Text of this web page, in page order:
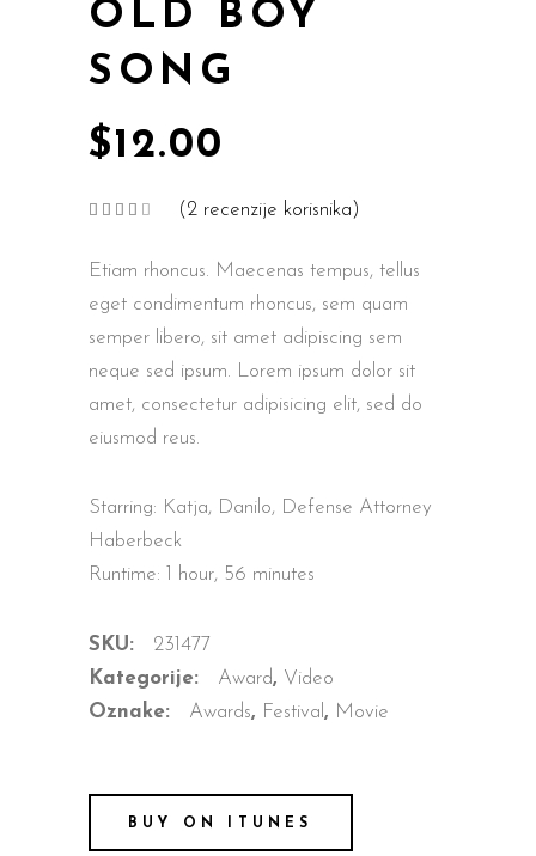
OLD BOY
SONG
$12.00
Korisničke
ukupno
korisnika)
(2 recenzije korisnika)
Etiam rhoncus. Maecenas tempus, tellus
eget condimentum rhoncus, sem quam
semper libero, sit amet adipiscing sem
neque sed ipsum. Lorem ipsum dolor sit
amet, consectetur adipisicing elit, sed do
eiusmod reus.
Starring: Katja, Danilo, Defense Attorney
Haberbeck
Runtime: 1 hour, 56 minutes
SKU:
231477
Kategorije:
Award, Video
Oznake:
Awards, Festival , Movie
BUY ON ITUNES